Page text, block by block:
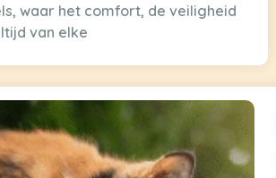
waar het comfort, de veiligheid
van elke